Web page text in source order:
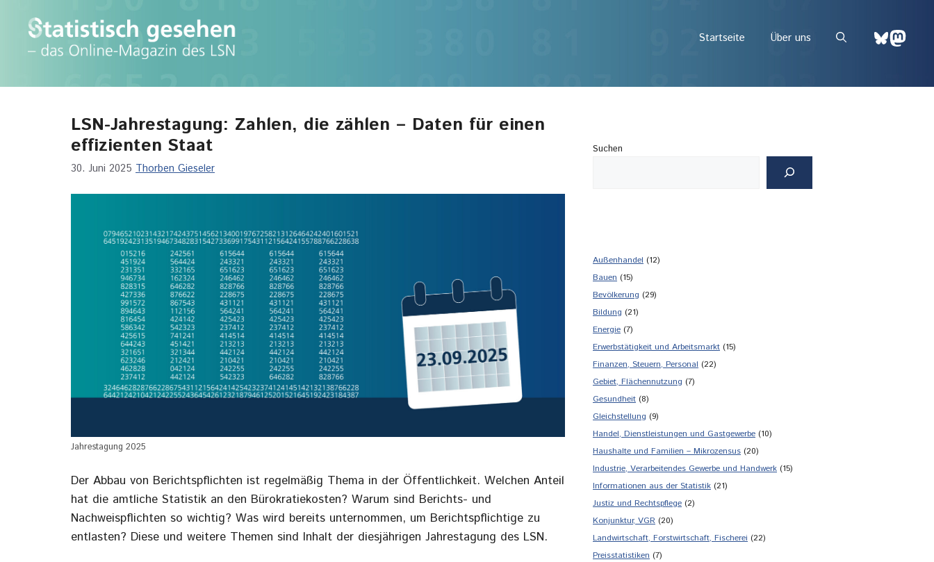
springen
Startseite Über uns Bluesky
LSN-Jahrestagung: Zahlen, die zählen – Daten für einen
effizienten Staat
30. Juni 2025 Thorben Gieseler
Jahrestagung 2025
Der Abbau von Berichtspflichten ist regelmäßig Thema in der Öffentlichkeit. Welchen Anteil
hat die amtliche Statistik an den Bürokratiekosten? Warum sind Berichts- und
Nachweispflichten so wichtig? Was wird bereits unternommen, um Berichtspflichtige zu
entlasten? Diese und weitere Themen sind Inhalt der diesjährigen Jahrestagung des LSN.
Suchen
Außenhandel (12)
Bauen (15)
Bevölkerung (29)
Bildung (21)
Energie (7)
Erwerbstätigkeit und Arbeitsmarkt (15)
Finanzen, Steuern, Personal (22)
Gebiet, Flächennutzung (7)
Gesundheit (8)
Gleichstellung (9)
Handel, Dienstleistungen und Gastgewerbe (10)
Haushalte und Familien – Mikrozensus (20)
Industrie, Verarbeitendes Gewerbe und Handwerk (15)
Informationen aus der Statistik (21)
Justiz und Rechtspflege (2)
Konjunktur, VGR (20)
Landwirtschaft, Forstwirtschaft, Fischerei (22)
Preisstatistiken (7)